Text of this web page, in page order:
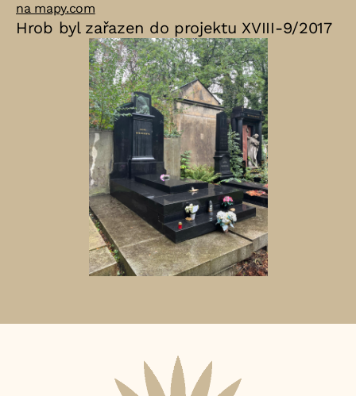
na mapy.com
Hrob byl zařazen do projektu XVIII-9/2017